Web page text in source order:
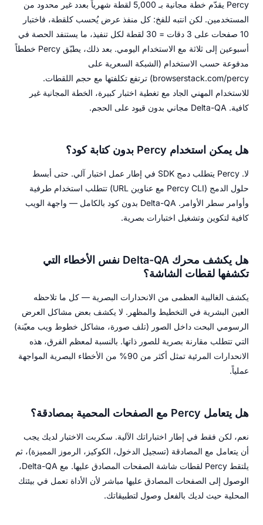
Percy يقدّم خطة مجانية بـ 5,000 لقطة شهرياً بعدد غير محدود من
المستخدمين. لكن انتبه للفخ: كل منفذ عرض يُحسب كلقطة، فاختبار
10 صفحات على 3 دقات = 30 لقطة لكل تنفيذ، ما يستنفد الحصة في
أسبوعين إلى ثلاثة مع الاستخدام اليومي. بعد ذلك، يطبّق Percy خططاً
مدفوعة حسب الاستخدام (الشبكة السعرية على
browserstack.com/percy) ترتفع تكلفتها مع حجم اللقطات.
للاستخدام المهني الجاد مع تغطية اختبار كبيرة، الخطة المجانية غير
كافية. Delta-QA مجاني بدون قيود على الحجم.
هل يمكن استخدام Percy بدون كتابة كود؟
لا. Percy يتطلب دمج SDK في إطار عمل اختبار آلي. حتى أبسط
حلول الدمج (Percy CLI مع عناوين URL) تتطلب استخدام طرفية
وأوامر سطر الأوامر. Delta-QA بدون كود بالكامل — واجهة الويب
كافية لتكوين وتشغيل اختبارات بصرية.
هل يكشف محرك Delta-QA نفس الأخطاء التي
تكشفها لقطات الشاشة؟
يكشف الغالبية العظمى من الانحدارات البصرية — كل ما تلاحظه
العين البشرية في التخطيط والمظهر. لا يكشف بعض مشاكل العرض
الرسومي البحت داخل الصور (تلف صورة، مشاكل خطوط ويب معيّنة)
التي تتطلب مقارنة بصرية للصور ذاتها. بالنسبة لمعظم الفرق، هذه
الانحدارات المرئية تمثل أكثر من 90% من الأخطاء البصرية المواجهة
عملياً.
هل يتعامل Percy مع الصفحات المحمية بمصادقة؟
نعم، لكن فقط في إطار اختباراتك الآلية. سكربت الاختبار لديك يجب
أن يتعامل مع المصادقة (تسجيل الدخول، الكوكيز، الرموز المميزة)، ثم
يلتقط Percy لقطات شاشة الصفحات المصادق عليها. مع Delta-QA،
الوصول إلى الصفحات المصادق عليها مباشر لأن الأداة تعمل في بيئتك
المحلية حيث لديك بالفعل وصول لتطبيقاتك.